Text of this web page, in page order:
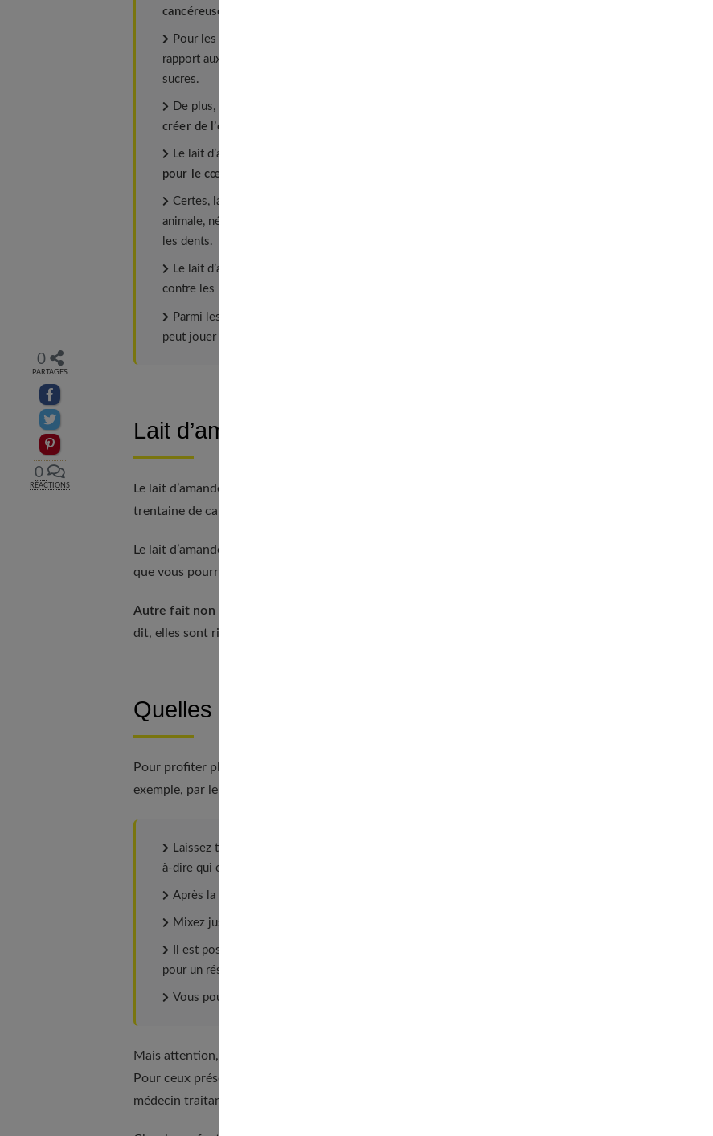
0
PARTAGES
Partager sur facebook
Partager sur Twitter
Epingler sur Pinterest
0
RÉACTIONS
cancéreuses de la prostate
Pour les personnes cherchant à perdre du poids, le lait d’amande ne contient que
rapport aux autres types de lait. Il améliore également l’absorption intestinale des graisses et des
sucres.
De plus, les produits contenant des amandes permettent au corps d’
créer de l’énergie
Le lait d’amande contient de
pour le cœur
Certes, la teneur en protéines et en vitamine D est moins importante que dans un lait d’origine
animale, néanmoins, il reste une bonne source de celles-ci, ce qui permet d’aider à fortifier les os et
les dents.
Le lait d’amande est
contre les maladies causées par l’oxydation, mais aussi de
Parmi les solutions naturelles pour
peut jouer un rôle grâce à la vitamine E qu’il contient.
Lait d’amande et minceur, sont-ils compatibles ?
Le lait d’amande est moins calorique que le lait de vache demi-écrémé. Ainsi, le premier affiche une
trentaine de calories pour un verre, alors que le second, une centaine de calories.
Le lait d’amande quantité. Ainsi, si vous êtes vigilant, celui que vous choisirez sera le plus proche de celui
que vous pourriez faire vous-même.
Autre fait non négligeable à savoir :
dit, elles sont riches en « bonnes » graisses, en vitamines et en magnésium.
Quelles sont les précautions à prendre ?
Pour profiter pleinement des différents bienfaits offerts par le lait d’amande enrichis en calcium, par
exemple, par le fabricant. Pour le faire vous-même, c’est très simple.
Laissez tremper toute une nuit 200 grammes d’amandes crues biologiques et non émondées, c’est-
à-dire qui ont toujours leur petite peau marron, dans de l’eau.
Après la nuit de trempage, égouttez-les, rincez-les et mixez-les avec un litre d’eau fraîche.
Mixez jusqu’à l’obtention d’un jus homogène d’amande.
Il est possible d’ajouter à ce mélange un peu de vanille, du miel, une datte ou encore du gingembre
pour un résultat plus sucré.
Vous pouvez ensuite le conserver quelques jours.
Mais attention, le lait d’amande est
Pour ceux présentant une hyperthyroïdie, il peut être consommé de manière modérée avec l’accord du
médecin traitant.